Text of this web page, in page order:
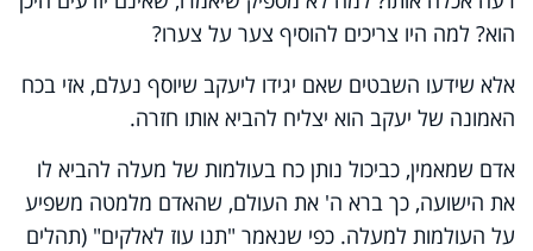
הוא? למה היו צריכים להוסיף צער על צערו?
אלא שידעו השבטים שאם יגידו ליעקב שיוסף נעלם, אזי בכח
האמונה של יעקב הוא יצליח להביא אותו חזרה.
אדם שמאמין, כביכול נותן כח בעולמות של מעלה להביא לו
את הישועה, כך ברא ה' את העולם, שהאדם מלמטה משפיע
על העולמות למעלה. כפי שנאמר "תנו עוז לאלקים" (תהלים